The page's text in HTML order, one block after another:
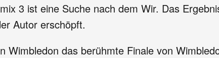
3 ist eine Suche nach dem Wir. Das
Autor erschöpft.
das berühmte Finale von